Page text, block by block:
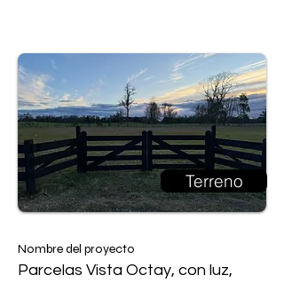
Terreno
Nombre del proyecto
Parcelas Vista Octay, con luz,